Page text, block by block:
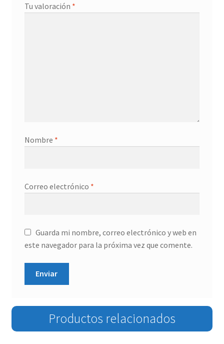
Tu valoración *
Nombre *
Correo electrónico *
Guarda mi nombre, correo electrónico y web en
este navegador para la próxima vez que comente.
Productos relacionados